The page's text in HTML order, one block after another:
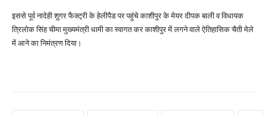
इससे पूर्व नादेही शुगर फैक्ट्री के हेलीपैड पर पहुंचे काशीपुर के मेयर दीपक बाली व विधायक
त्रिलोक सिंह चीमा मुख्यमंत्री धामी का स्वागत कर काशीपुर में लगने वाले ऐतिहासिक चैती मेले
में आने का निमंत्रण दिया।